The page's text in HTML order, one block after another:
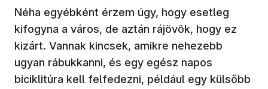
Néha egyébként érzem úgy, hogy esetleg
kifogyna a város, de aztán rájövök, hogy ez
kizárt. Vannak kincsek, amikre nehezebb
ugyan rábukkanni, és egy egész napos
biciklitúra kell felfedezni, például egy külsőbb